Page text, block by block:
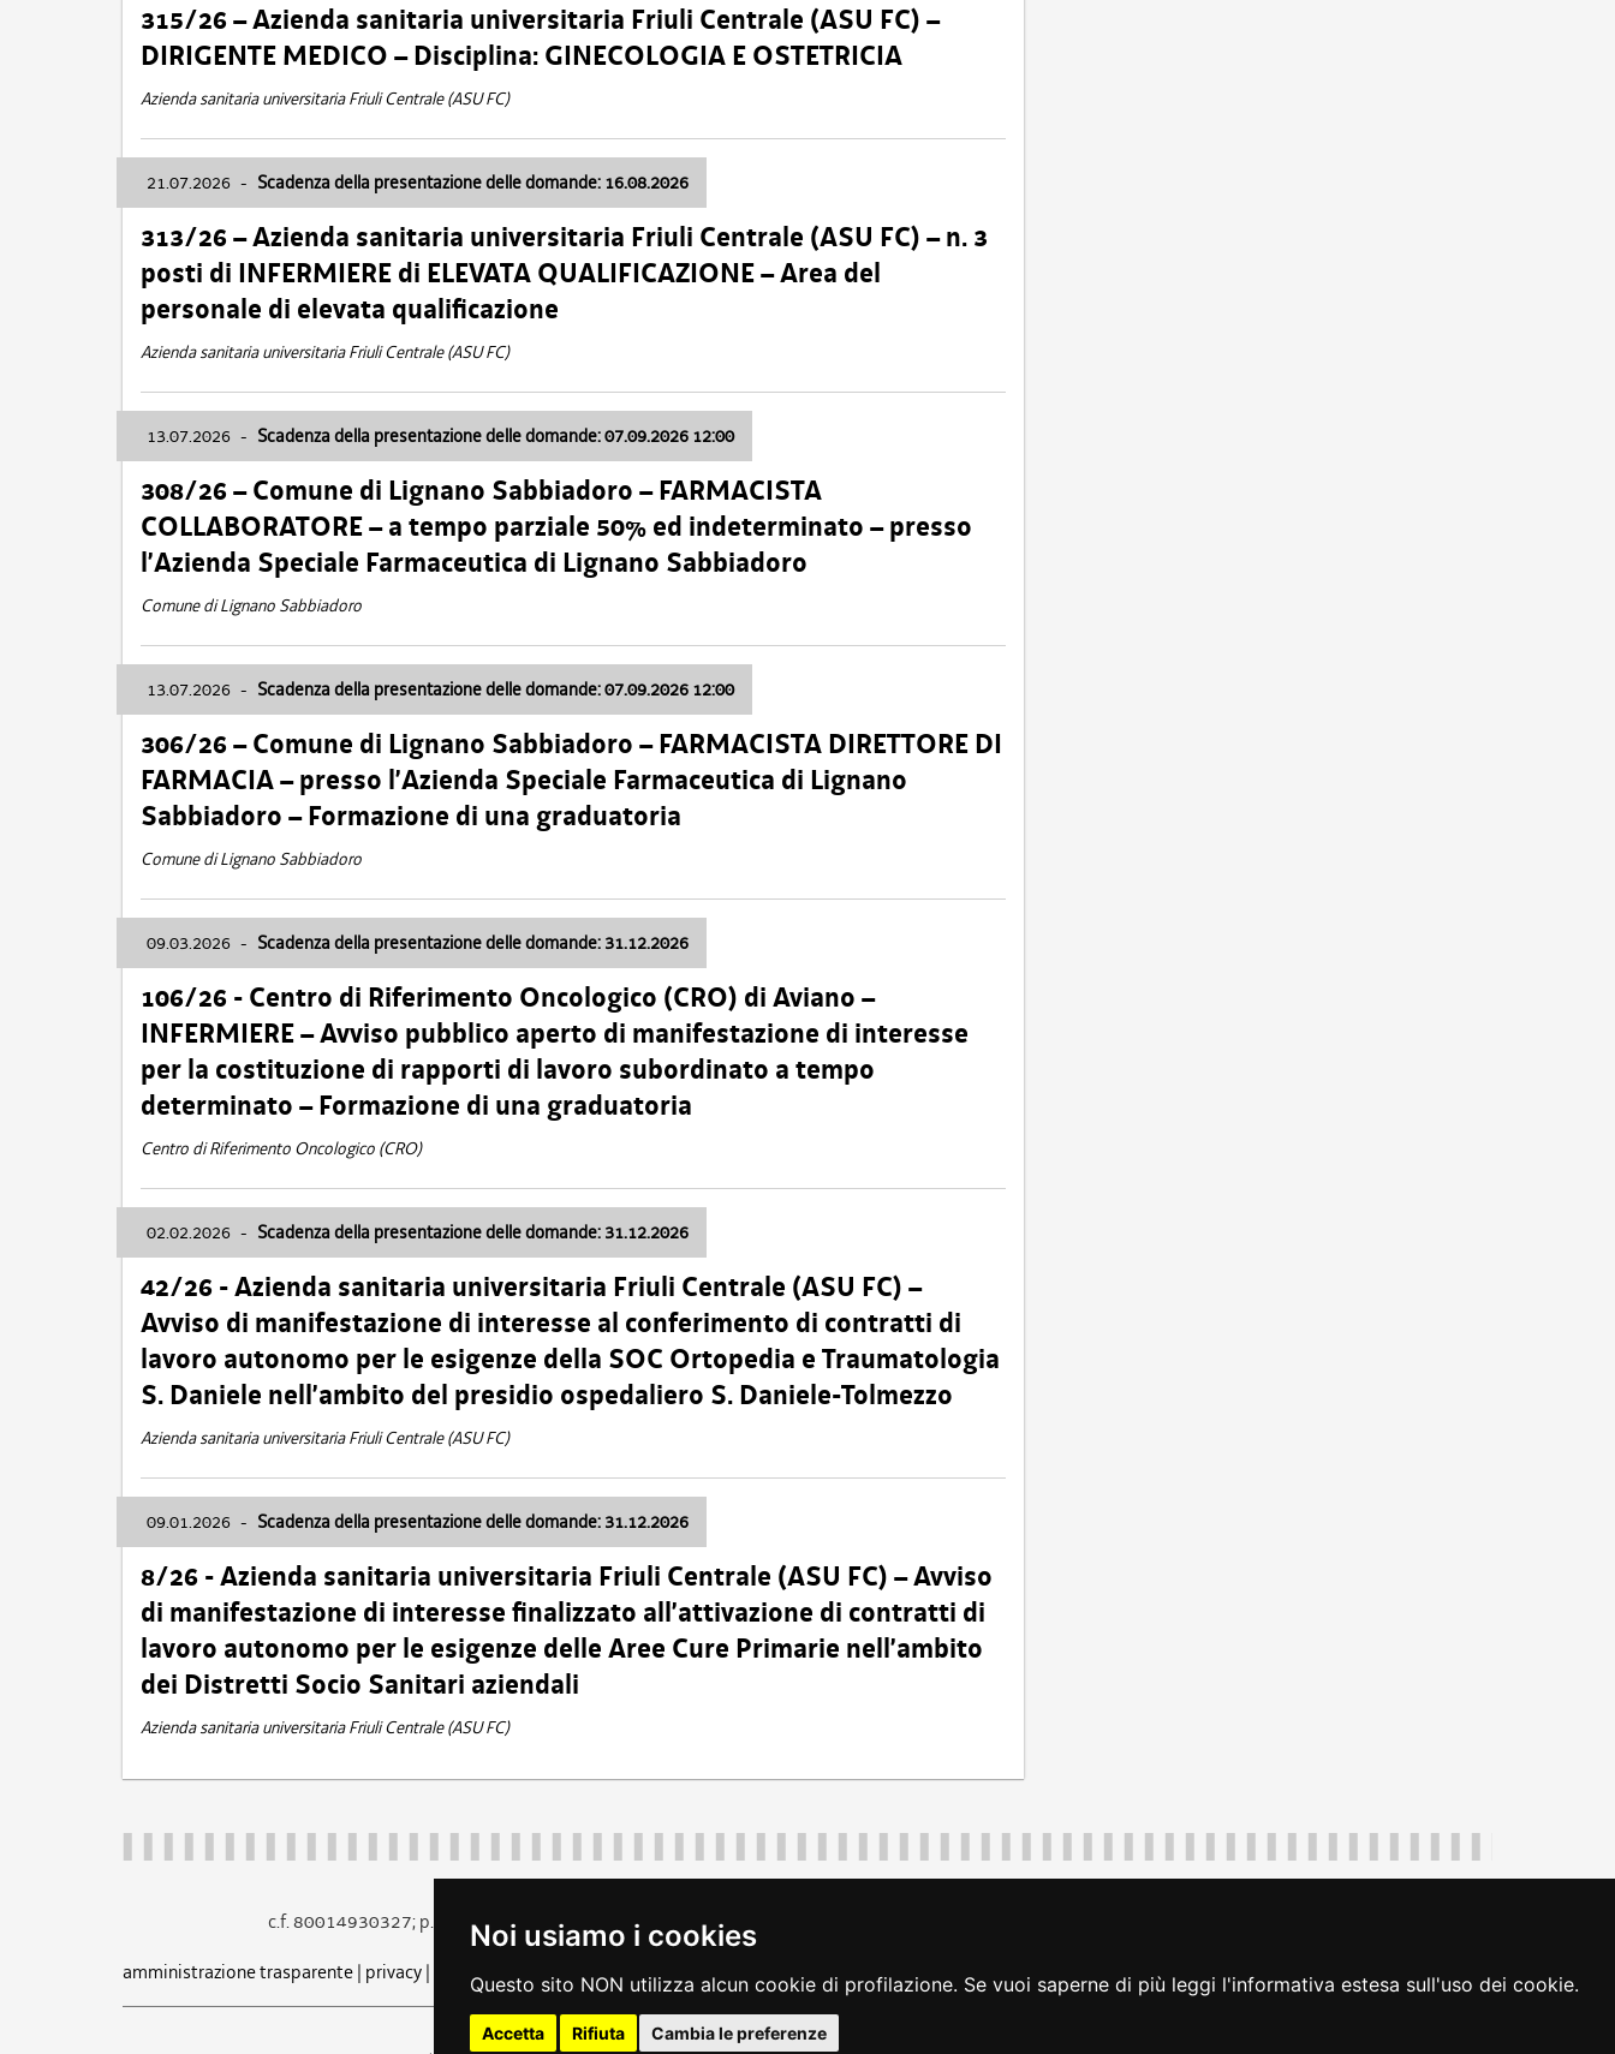
Noi usiamo i cookies
Questo sito NON utilizza alcun cookie di profilazione. Se vuoi saperne di più leggi l'informativa estesa sull'uso dei cookie.
Accetta Rifiuta Cambia le preferenze
315/26 – Azienda sanitaria universitaria Friuli Centrale (ASU FC) –
DIRIGENTE MEDICO – Disciplina: GINECOLOGIA E OSTETRICIA
Azienda sanitaria universitaria Friuli Centrale (ASU FC)
21.07.2026 - Scadenza della presentazione delle domande: 16.08.2026
313/26 – Azienda sanitaria universitaria Friuli Centrale (ASU FC) – n. 3
posti di INFERMIERE di ELEVATA QUALIFICAZIONE – Area del
personale di elevata qualificazione
Azienda sanitaria universitaria Friuli Centrale (ASU FC)
13.07.2026 - Scadenza della presentazione delle domande: 07.09.2026 12:00
308/26 – Comune di Lignano Sabbiadoro – FARMACISTA
COLLABORATORE – a tempo parziale 50% ed indeterminato – presso
l’Azienda Speciale Farmaceutica di Lignano Sabbiadoro
Comune di Lignano Sabbiadoro
13.07.2026 - Scadenza della presentazione delle domande: 07.09.2026 12:00
306/26 – Comune di Lignano Sabbiadoro – FARMACISTA DIRETTORE DI
FARMACIA – presso l’Azienda Speciale Farmaceutica di Lignano
Sabbiadoro – Formazione di una graduatoria
Comune di Lignano Sabbiadoro
09.03.2026 - Scadenza della presentazione delle domande: 31.12.2026
106/26 - Centro di Riferimento Oncologico (CRO) di Aviano –
INFERMIERE – Avviso pubblico aperto di manifestazione di interesse
per la costituzione di rapporti di lavoro subordinato a tempo
determinato – Formazione di una graduatoria
Centro di Riferimento Oncologico (CRO)
02.02.2026 - Scadenza della presentazione delle domande: 31.12.2026
42/26 - Azienda sanitaria universitaria Friuli Centrale (ASU FC) –
Avviso di manifestazione di interesse al conferimento di contratti di
lavoro autonomo per le esigenze della SOC Ortopedia e Traumatologia
S. Daniele nell’ambito del presidio ospedaliero S. Daniele-Tolmezzo
Azienda sanitaria universitaria Friuli Centrale (ASU FC)
09.01.2026 - Scadenza della presentazione delle domande: 31.12.2026
8/26 - Azienda sanitaria universitaria Friuli Centrale (ASU FC) – Avviso
di manifestazione di interesse finalizzato all’attivazione di contratti di
lavoro autonomo per le esigenze delle Aree Cure Primarie nell’ambito
dei Distretti Socio Sanitari aziendali
Azienda sanitaria universitaria Friuli Centrale (ASU FC)
c.f. 80014930327; p.iva 00526040324
piazza Unità d'Italia 1 Trieste
amministrazione trasparente| privacy| cookie note legali | accessibilità rss dichiarazione di accessibilità feedback cambio preferenze cookie loginFVG